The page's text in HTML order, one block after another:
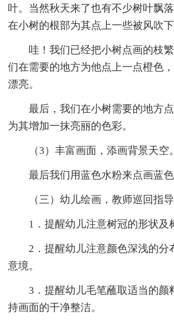
叶。当然秋天来了也有不少树叶飘
在小树的根部为其点上一些被风吹下
哇！我们已经把小树点画的枝
们在需要的地方为他点上一点橙色
漂亮。
最后，我们在小树需要的地方
为其增加一抹亮丽的色彩。
（3）丰富画面，添画背景天空。
最后我们用蓝色水粉来点画蓝色
（三）幼儿绘画，教师巡回指导
1．提醒幼儿注意树冠的形状及
2．提醒幼儿注意颜色深浅的分
意境。
3．提醒幼儿毛笔蘸取适当的颜
持画面的干净整洁。